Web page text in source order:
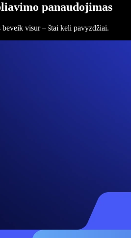
panaudojimas
visur – štai keli pavyzdžiai.